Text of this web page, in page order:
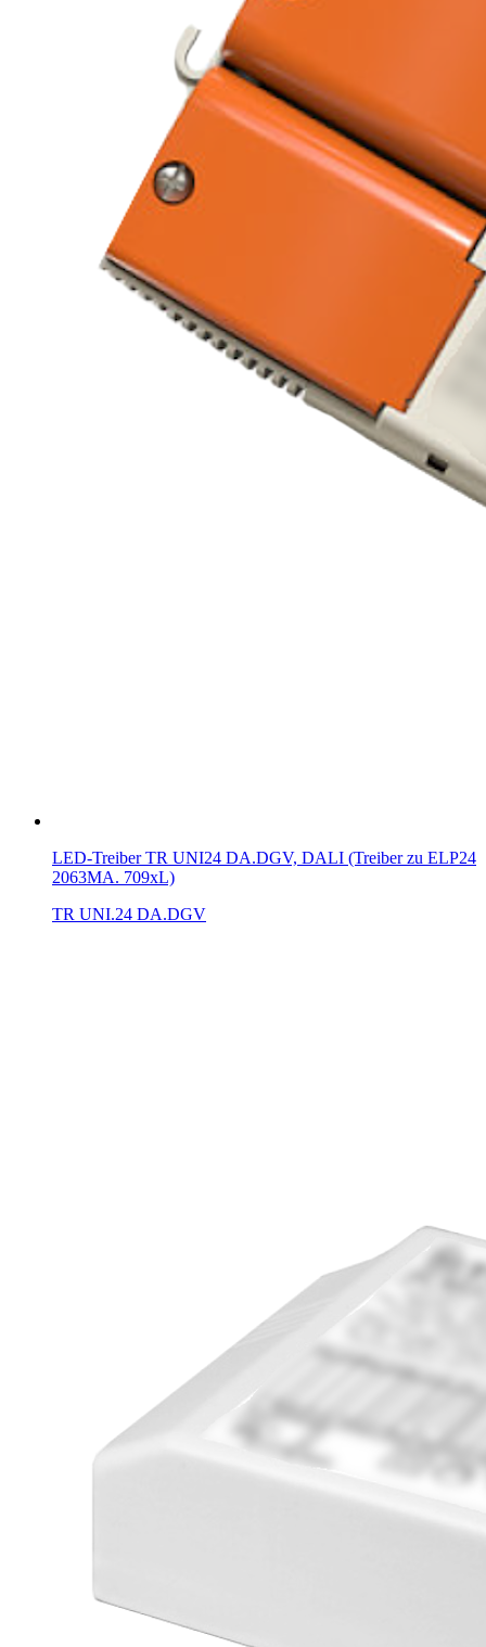
LED-Treiber TR UNI24 DA.DGV, DALI (Treiber zu ELP24
2063MA. 709xL)
TR UNI.24 DA.DGV